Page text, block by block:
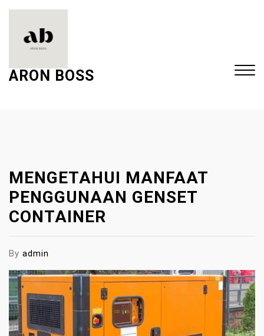
ARON BOSS
MENGETAHUI MANFAAT
PENGGUNAAN GENSET
CONTAINER
By admin